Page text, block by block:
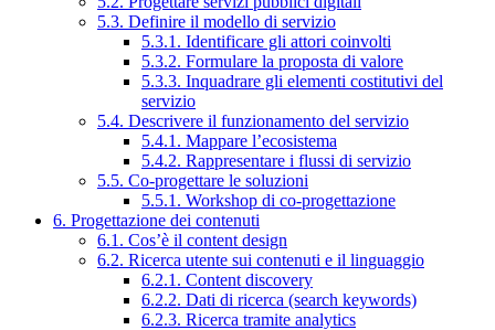
5.3. Definire il modello di servizio
5.3.1. Identificare gli attori coinvolti
5.3.2. Formulare la proposta di valore
5.3.3. Inquadrare gli elementi costitutivi del
servizio
5.4. Descrivere il funzionamento del servizio
5.4.1. Mappare l’ecosistema
5.4.2. Rappresentare i flussi di servizio
5.5. Co-progettare le soluzioni
5.5.1. Workshop di co-progettazione
6. Progettazione dei contenuti
6.1. Cos’è il content design
6.2. Ricerca utente sui contenuti e il linguaggio
6.2.1. Content discovery
6.2.2. Dati di ricerca (search keywords)
6.2.3. Ricerca tramite analytics